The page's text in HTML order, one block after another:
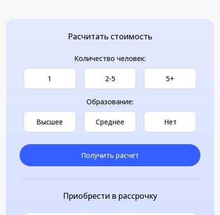
Расчитать стоимость
Количество человек:
1 2-5 5+
Образование:
Высшее Среднее Нет
Получить расчет
Приобрести в рассрочку